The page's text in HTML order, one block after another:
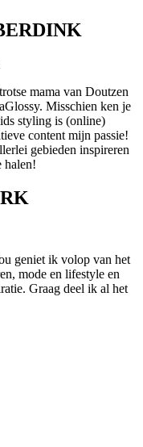
mama van Doutzen
Misschien ken je
styling is (online)
content mijn passie!
gebieden inspireren
halen!
geniet ik volop van het
mode en lifestyle en
Graag deel ik al het